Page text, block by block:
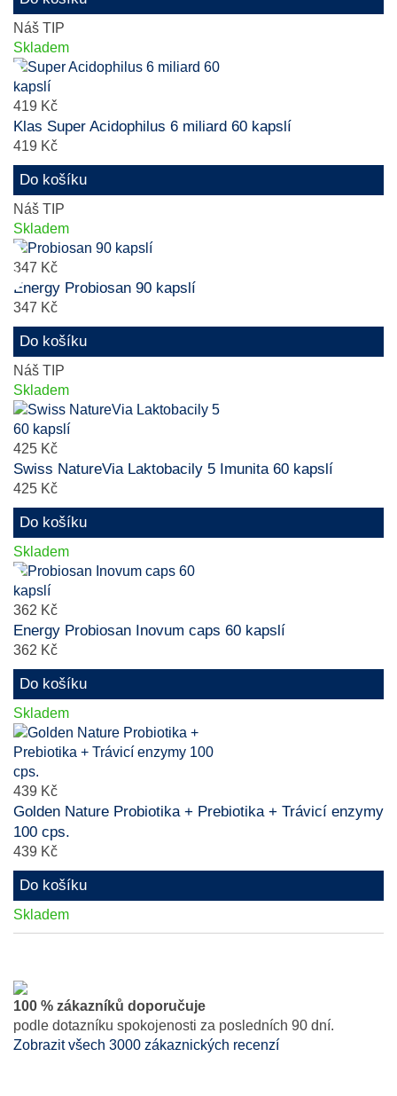
Náš TIP
Skladem
419 Kč
Klas Super Acidophilus 6 miliard 60 kapslí
419 Kč
Do košíku
Náš TIP
Skladem
347 Kč
Energy Probiosan 90 kapslí
347 Kč
Do košíku
Náš TIP
Skladem
425 Kč
Swiss NatureVia Laktobacily 5 Imunita 60 kapslí
425 Kč
Do košíku
Skladem
362 Kč
Energy Probiosan Inovum caps 60 kapslí
362 Kč
Do košíku
Skladem
439 Kč
Golden Nature Probiotika + Prebiotika + Trávicí enzymy
100 cps.
439 Kč
Do košíku
Skladem
100 % zákazníků doporučuje
podle dotazníku spokojenosti za posledních 90 dní.
Zobrazit všech 3000 zákaznických recenzí